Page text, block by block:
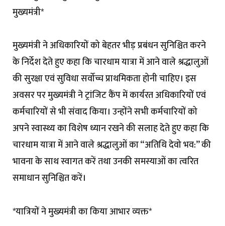
मुख्यमंत्री*
मुख्यमंत्री ने अधिकारियों को बेहतर भीड़ प्रबंधन सुनिश्चित करने
के निर्देश देते हुए कहा कि चारधाम यात्रा में आने वाले श्रद्धालुओं
की सुरक्षा एवं सुविधा सर्वोच्च प्राथमिकता होनी चाहिए। इस
अवसर पर मुख्यमंत्री ने ट्रांजिट कैंप में कार्यरत अधिकारियों एवं
कर्मचारियों से भी संवाद किया। उन्होंने सभी कर्मचारियों को
अपने स्वास्थ्य का विशेष ध्यान रखने की सलाह देते हुए कहा कि
चारधाम यात्रा में आने वाले श्रद्धालुओं का “अतिथि देवो भव:” की
भावना के साथ स्वागत करें तथा उनकी समस्याओं का त्वरित
समाधान सुनिश्चित करें।
*यात्रियों ने मुख्यमंत्री का किया आभार व्यक्त*